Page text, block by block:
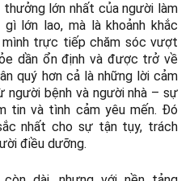
thưởng lớn nhất của người làm
lớn lao, mà là khoảnh khắc
trực tiếp chăm sóc vượt
dần ổn định và được trở về
quý hơn cả là những lời cảm
người bệnh và người nhà – sự
tin và tình cảm yêu mến. Đó
nhất cho sự tận tụy, trách
điều dưỡng.